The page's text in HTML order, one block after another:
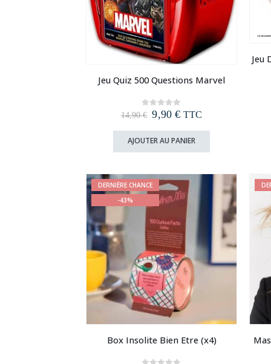
Jeu Quiz 500 Questions Marvel
0 out of 5
14,90€ Le
initial
était :
9,90 €Le
actuel
est :
TTC
AJOUTER AU PANIER
Jeu
DERNIÈRE CHANCE
-43%
Box Insolite Bien Etre (x4)